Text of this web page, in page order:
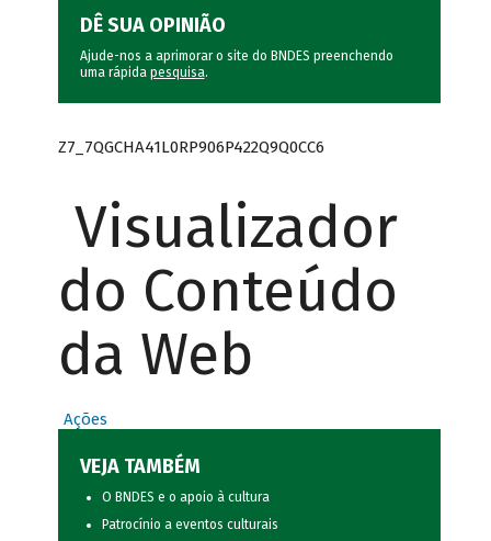
DÊ SUA OPINIÃO
Ajude-nos a aprimorar o site do BNDES preenchendo
uma rápida pesquisa.
Z7_7QGCHA41L0RP906P422Q9Q0CC6
Visualizador
do Conteúdo
da Web
Ações
VEJA TAMBÉM
O BNDES e o apoio à cultura
Patrocínio a eventos culturais